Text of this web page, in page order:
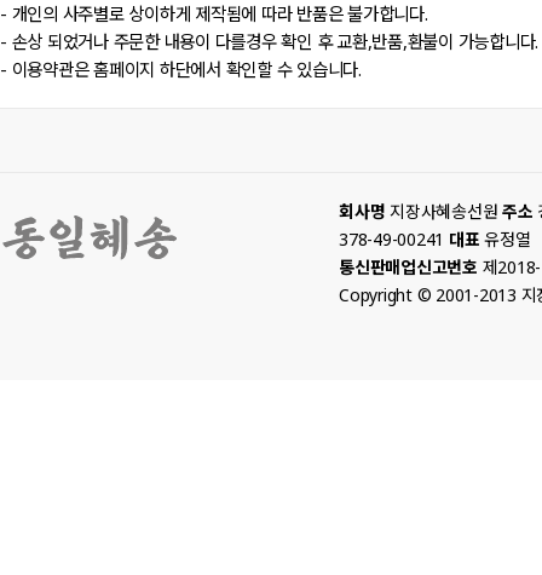
- 개인의 사주별로 상이하게 제작됨에 따라 반품은 불가합니다.
- 손상 되었거나 주문한 내용이 다를경우 확인 후 교환,반품,환불이 가능합니다.
- 이용약관은 홈페이지 하단에서 확인할 수 있습니다.
회사명 지장사혜송선원 주소
378-49-00241 대표 유정열
통신판매업신고번호 제
Copyright © 2001-2013 지